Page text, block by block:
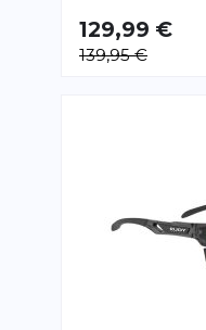
129,99 €
139,95 €